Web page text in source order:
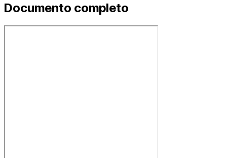
Documento completo